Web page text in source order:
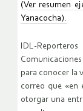
(Ver resumen
Yanacocha).
IDL-
para conocer la
correo que «en
otorgar una